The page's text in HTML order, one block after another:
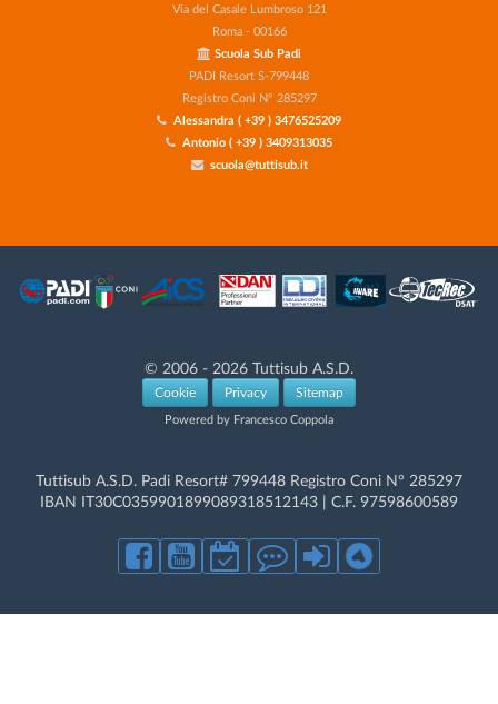
Via del Casale Lumbroso 121
Roma - 00166
Scuola Sub Padi
PADI Resort S-799448
Registro Coni N° 285297
Alessandra ( +39 ) 3476525209
Antonio ( +39 ) 3409313035
scuola@tuttisub.it
© 2006 - 2026 Tuttisub A.S.D.
Cookie Privacy Sitemap
Powered by Francesco Coppola
Tuttisub A.S.D. Padi Resort# 799448 Registro Coni N° 285297
IBAN IT30C0359901899089318512143 | C.F. 97598600589